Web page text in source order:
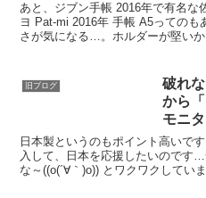
あと、ジブン手帳 2016年で有名な
ヨ Pat-mi 2016年 手帳 A5っての
さが気になる…。ホルダーが堅い
旧ブログ
破れ
から
モニ
日本製というのもポイント高いで
入して、日本を応援したいのです
な～((o(´∀｀)o)) とワクワクしてい